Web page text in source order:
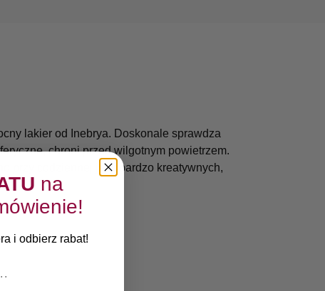
lakier od Inebrya. Doskonale sprawdza
chroni przed wilgotnym powietrzem.
przy codziennej jak i bardzo kreatywnych,
na
i odbierz rabat!